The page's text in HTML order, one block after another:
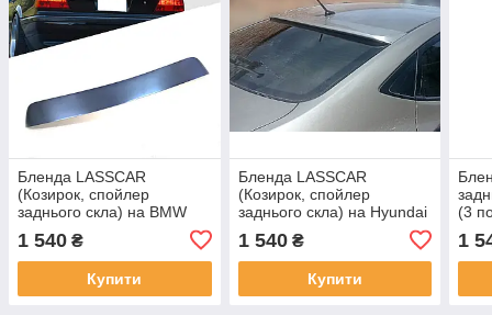
Бленда LASSCAR
(Козирок, спойлер
заднього скла) на BMW
1 540 ₴
Купити
Бленда LASSCAR
(Козирок, спойлер
заднього скла) на Hyundai
1 540₴
Купити
(3
1